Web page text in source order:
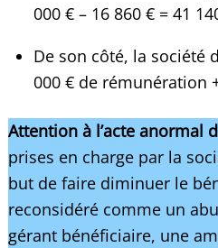
000 € – 16 860 € = 41
De son côté, la société
000 € de rémunération
Attention à l’acte anormal
prises en charge par la
but de faire diminuer le
reconsidéré comme un
gérant bénéficiaire, une